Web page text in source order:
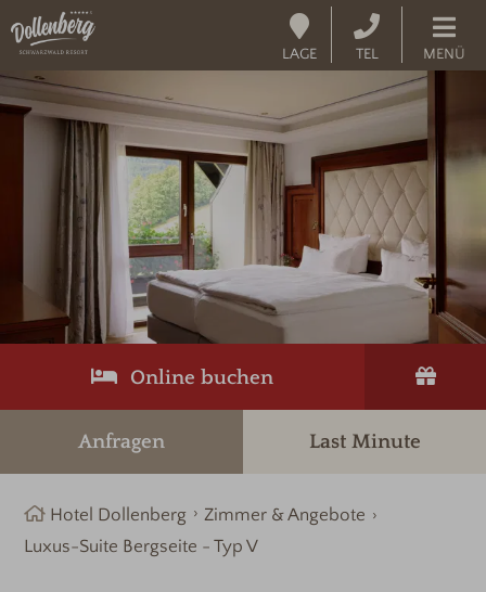
LAGE TEL MENÜ
Online buchen
Anfragen Last Minute
Hotel Dollenberg
Zimmer & Angebote
Luxus-Suite Bergseite - Typ V